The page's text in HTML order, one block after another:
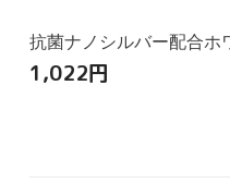
抗菌ナノシルバー配合ホ
1,022円